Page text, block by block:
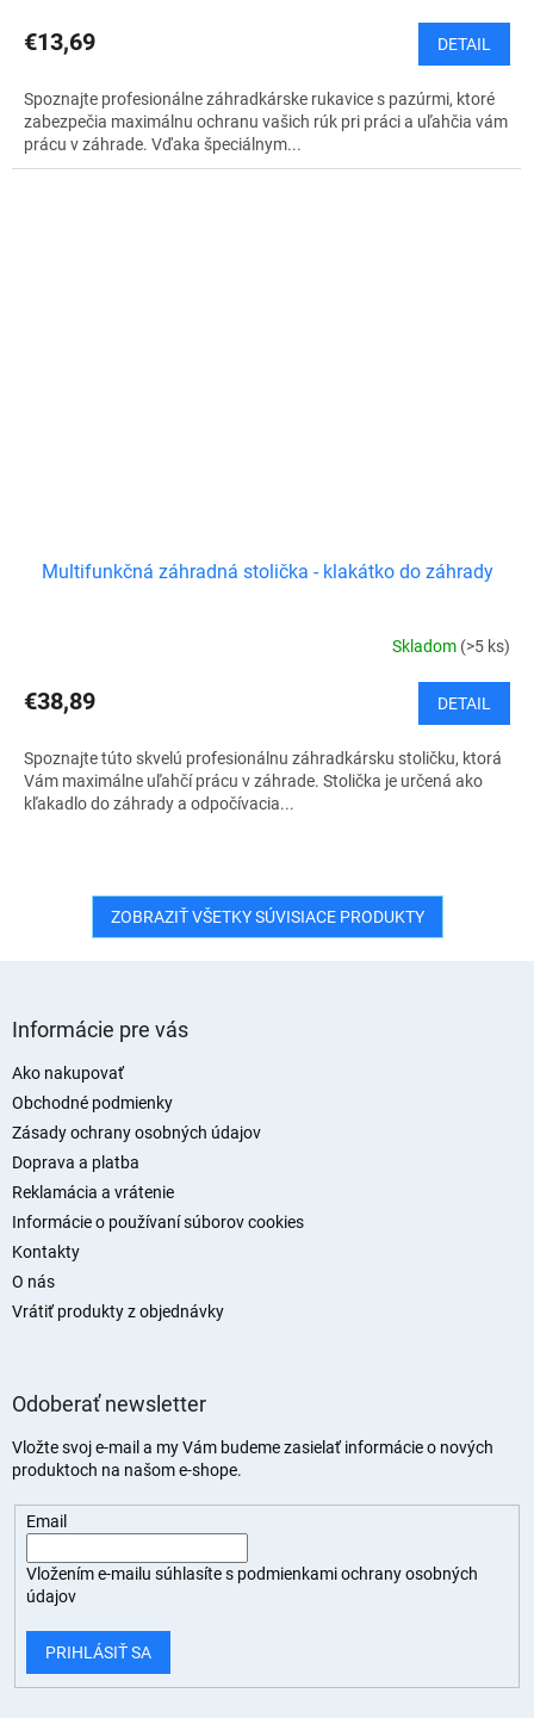
€13,69 DETAIL
Spoznajte profesionálne záhradkárske rukavice s pazúrmi, ktoré
zabezpečia maximálnu ochranu vašich rúk pri práci a uľahčia vám
prácu v záhrade. Vďaka špeciálnym...
Multifunkčná záhradná stolička - klakátko do záhrady
Skladom (>5 ks)
€38,89 DETAIL
Spoznajte túto skvelú profesionálnu záhradkársku stoličku, ktorá
Vám maximálne uľahčí prácu v záhrade. Stolička je určená ako
kľakadlo do záhrady a odpočívacia...
ZOBRAZIŤ VŠETKY SÚVISIACE PRODUKTY
Informácie pre vás
Ako nakupovať
Obchodné podmienky
Zásady ochrany osobných údajov
Doprava a platba
Reklamácia a vrátenie
Informácie o používaní súborov cookies
Kontakty
O nás
Vrátiť produkty z objednávky
Odoberať newsletter
Vložte svoj e-mail a my Vám budeme zasielať informácie o nových
produktoch na našom e-shope.
Email
Vložením e-mailu súhlasíte s podmienkami ochrany osobných
údajov
PRIHLÁSIŤ SA